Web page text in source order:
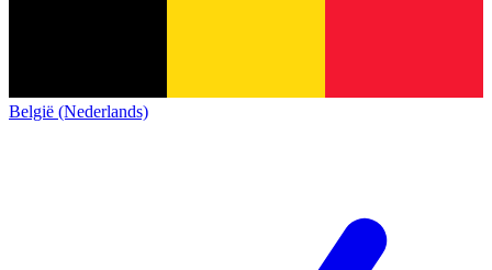
België (Nederlands)